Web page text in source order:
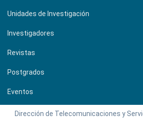
Unidades de Investigación
Investigadores
Revistas
Postgrados
Eventos
Dirección de Telecomunicaciones y